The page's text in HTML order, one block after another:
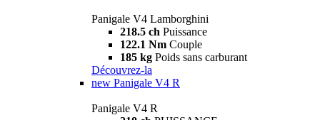
Panigale V4 Lamborghini
218.5 ch Puissance
122.1 Nm Couple
185 kg Poids sans carburant
Découvrez-la
new Panigale V4 R
Panigale V4 R